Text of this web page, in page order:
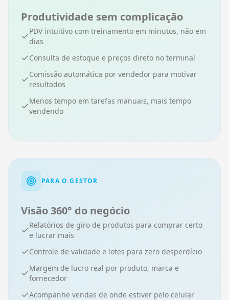
Produtividade sem complicação
PDV intuitivo com treinamento em minutos, não em
dias
Consulta de estoque e preços direto no terminal
Comissão automática por vendedor para motivar
resultados
Menos tempo em tarefas manuais, mais tempo
vendendo
PARA O GESTOR
Visão 360° do negócio
Relatórios de giro de produtos para comprar certo
e lucrar mais
Controle de validade e lotes para zero desperdício
Margem de lucro real por produto, marca e
fornecedor
Acompanhe vendas de onde estiver pelo celular